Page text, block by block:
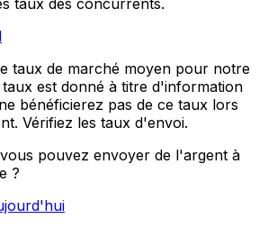
taux des concurrents.
taux de marché moyen pour notre
est donné à titre d'information
bénéficierez pas de ce taux lors
Vérifiez les taux d'envoi.
pouvez envoyer de l'argent à
?